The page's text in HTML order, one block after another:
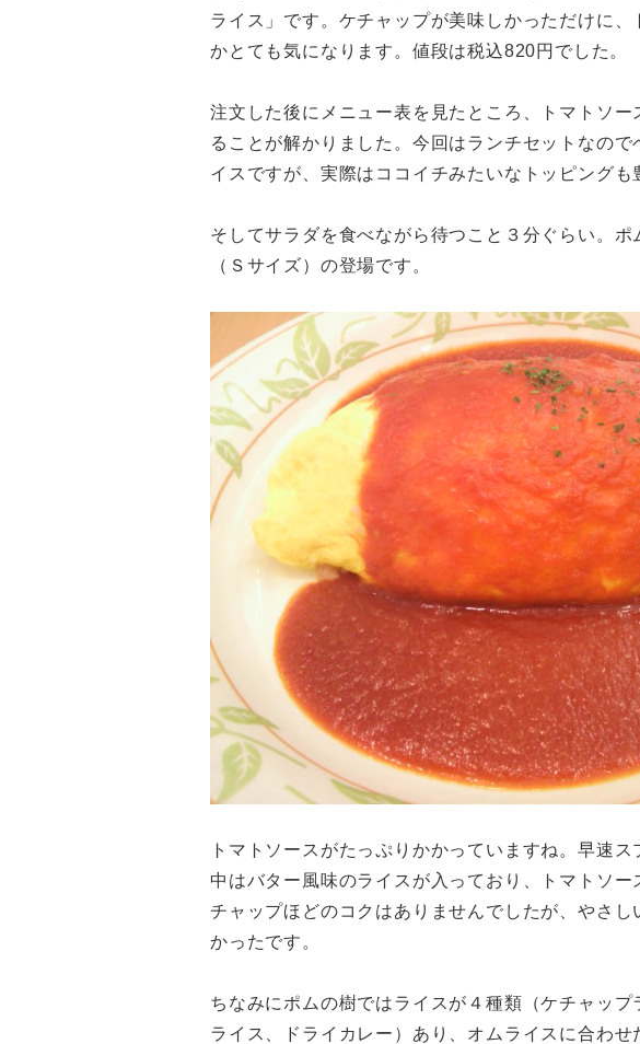
ライス」です。ケチャップが美味しかっただけに
かとても気になります。値段は税込820円でした。
注文した後にメニュー表を見たところ、トマトソ
ることが解かりました。今回はランチセットなの
イスですが、実際はココイチみたいなトッピングも
そしてサラダを食べながら待つこと３分ぐらい。
（Ｓサイズ）の登場です。
トマトソースがたっぷりかかっていますね。早速ス
中はバター風味のライスが入っており、トマトソ
チャップほどのコクはありませんでしたが、やさ
かったです。
ちなみにポムの樹ではライスが４種類（ケチャッ
ライス、ドライカレー）あり、オムライスに合わせ